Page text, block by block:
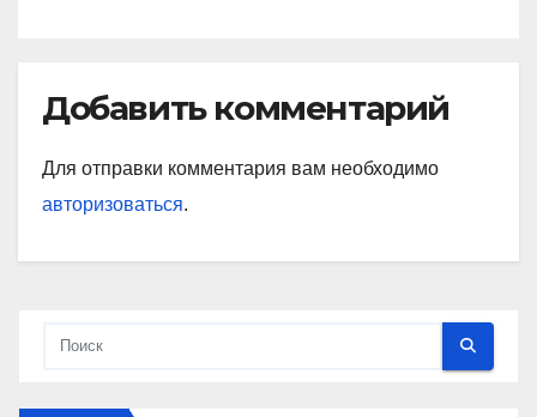
Добавить комментарий
Для отправки комментария вам необходимо
авторизоваться.